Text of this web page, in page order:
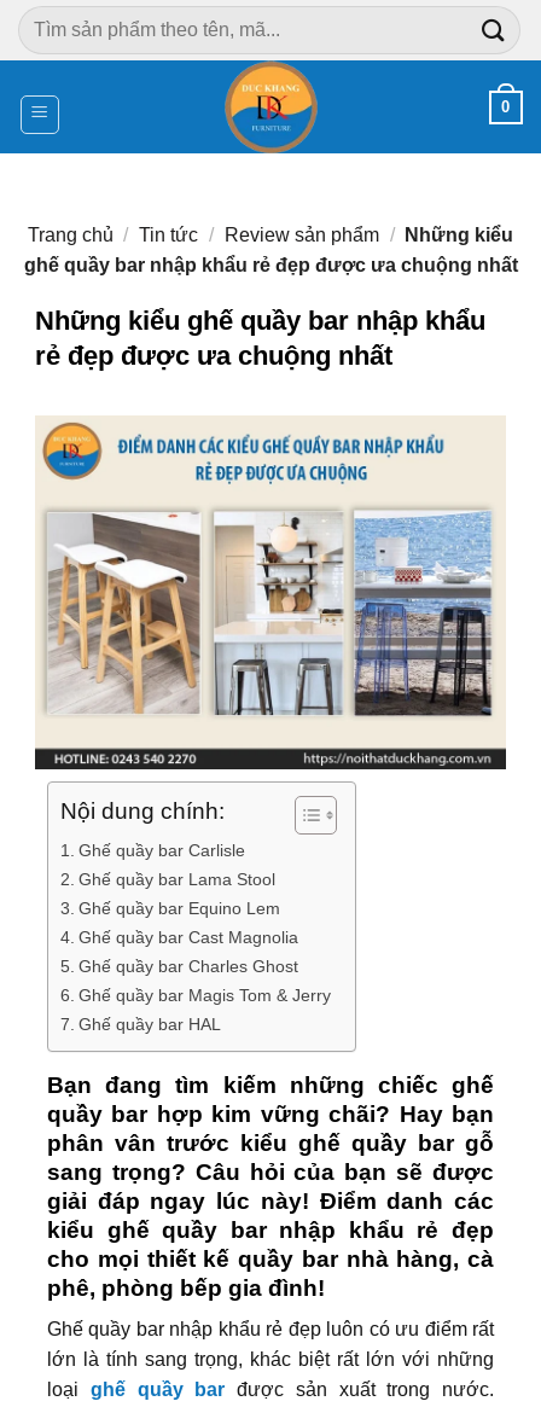
Chuyển
đến
dung
Tìm
kiếm:
0
Trang chủ / Tin tức / Review sản phẩm /
Những kiểu
ghế quầy bar nhập khẩu rẻ đẹp được ưa chuộng nhất
Những kiểu ghế quầy bar nhập khẩu
rẻ đẹp được ưa chuộng nhất
Nội dung chính:
Ghế quầy bar Carlisle
Ghế quầy bar Lama Stool
Ghế quầy bar Equino Lem
Ghế quầy bar Cast Magnolia
Ghế quầy bar Charles Ghost
Ghế quầy bar Magis Tom & Jerry
Ghế quầy bar HAL
Bạn đang tìm kiếm những chiếc ghế
quầy bar hợp kim vững chãi? Hay bạn
phân vân trước kiểu ghế quầy bar gỗ
sang trọng? Câu hỏi của bạn sẽ được
giải đáp ngay lúc này! Điểm danh các
kiểu ghế quầy bar nhập khẩu rẻ đẹp
cho mọi thiết kế quầy bar nhà hàng, cà
phê, phòng bếp gia đình!
Ghế quầy bar nhập khẩu rẻ đẹp luôn có ưu điểm rất
lớn là tính sang trọng, khác biệt rất lớn với những
loại ghế quầy bar được sản xuất trong nước.